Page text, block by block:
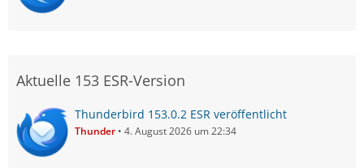
Aktuelle 153 ESR-Version
Thunderbird 153.0.2 ESR veröffentlicht
Thunder 4. August 2026 um 22:34